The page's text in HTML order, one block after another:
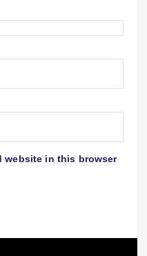
website in this browser